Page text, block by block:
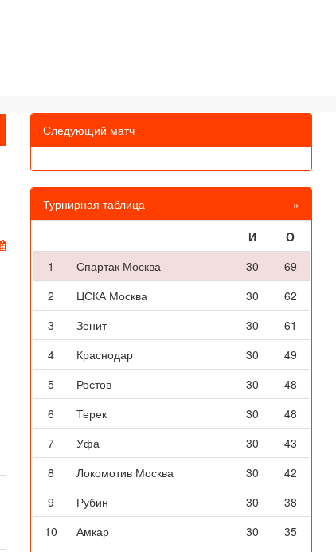
Следующий матч
Турнирная таблица »
И
O
1
Спартак Москва 30
69
2
ЦСКА Москва 30
62
3
Зенит 30
61
4
Краснодар 30
49
5
Ростов 30
48
6
Терек 30
48
7
Уфа 30
43
8
Локомотив Москва 30
42
9
Рубин 30
38
10
Амкар 30
35